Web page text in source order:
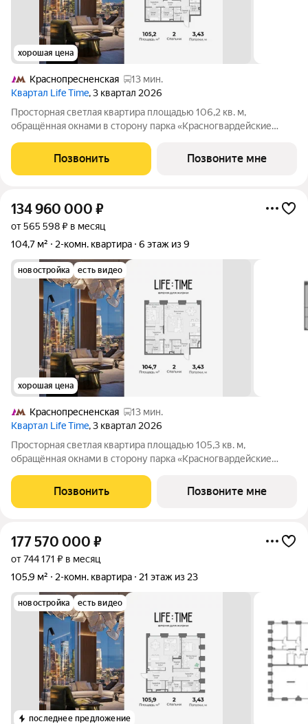
хорошая цена
Краснопресненская
13 мин.
Квартал Life Time, 3 квартал 2026
Просторная светлая квартира площадью 106,2 кв. м,
обращённая окнами в сторону парка «Красногвардейские
характеристики квартиры. Продуманная планировка
позволяет разместить приватную спальню с отдельными
Позвонить Позвоните мне
134 960 000 ₽
от 565 598 ₽ в месяц
104,7 м²
2-комн. квартира 6 этаж из 9
новостройка есть видео
хорошая цена
Краснопресненская
13 мин.
Квартал Life Time, 3 квартал 2026
Просторная светлая квартира площадью 105,3 кв. м,
обращённая окнами в сторону парка «Красногвардейские
характеристики квартиры. Продуманная планировка
позволяет разместить приватную спальню с отдельными
Позвонить Позвоните мне
177 570 000 ₽
от 744 171 ₽ в месяц
105,9 м²
2-комн. квартира 21 этаж из 23
новостройка есть видео
последнее предложение